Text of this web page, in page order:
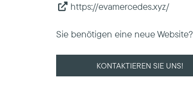
https://evamercedes.xyz/
Sie benötigen eine neue Website?
KONTAKTIEREN SIE UNS!